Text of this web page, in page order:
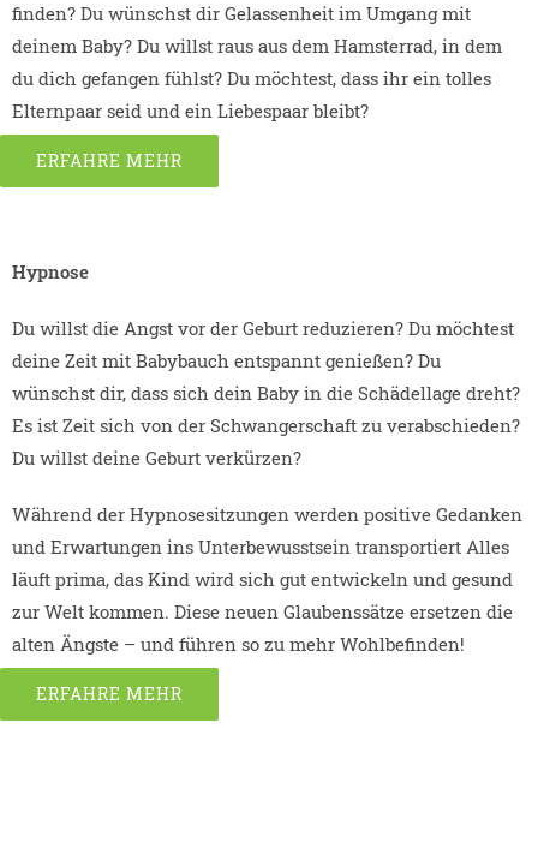
finden? Du wünschst dir Gelassenheit im Umgang mit
deinem Baby? Du willst raus aus dem Hamsterrad, in dem
du dich gefangen fühlst? Du möchtest, dass ihr ein tolles
Elternpaar seid und ein Liebespaar bleibt?
ERFAHRE MEHR
Hypnose
Du willst die Angst vor der Geburt reduzieren? Du möchtest
deine Zeit mit Babybauch entspannt genießen? Du
wünschst dir, dass sich dein Baby in die Schädellage dreht?
Es ist Zeit sich von der Schwangerschaft zu verabschieden?
Du willst deine Geburt verkürzen?
Während der Hypnosesitzungen werden positive Gedanken
und Erwartungen ins Unterbewusstsein transportiert Alles
läuft prima, das Kind wird sich gut entwickeln und gesund
zur Welt kommen. Diese neuen Glaubenssätze ersetzen die
alten Ängste – und führen so zu mehr Wohlbefinden!
ERFAHRE MEHR